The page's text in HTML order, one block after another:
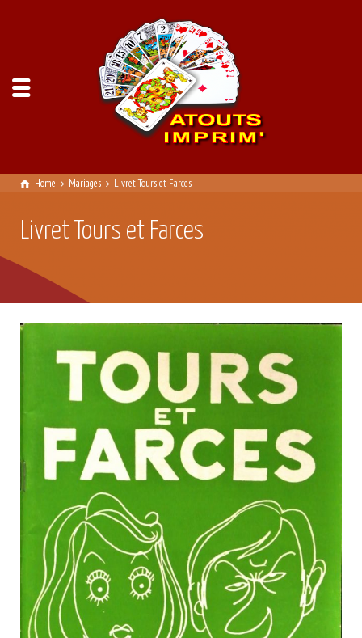
Home Mariages Livret Tours et Farces
Livret Tours et Farces